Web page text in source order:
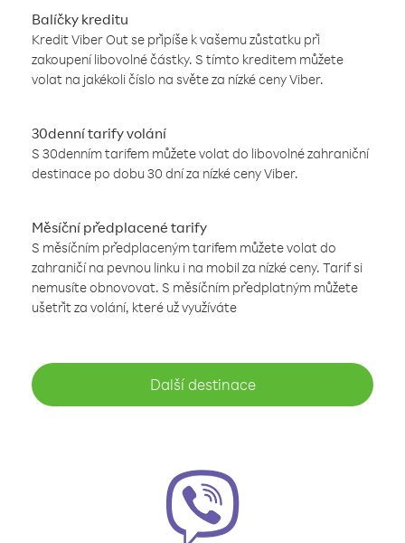
Balíčky kreditu
Kredit Viber Out se připíše k vašemu zůstatku při
zakoupení libovolné částky. S tímto kreditem můžete
volat na jakékoli číslo na světe za nízké ceny Viber.
30denní tarify volání
S 30denním tarifem můžete volat do libovolné zahraniční
destinace po dobu 30 dní za nízké ceny Viber.
Měsíční předplacené tarify
S měsíčním předplaceným tarifem můžete volat do
zahraničí na pevnou linku i na mobil za nízké ceny. Tarif si
nemusíte obnovovat. S měsíčním předplatným můžete
ušetřit za volání, které už využíváte
Další destinace